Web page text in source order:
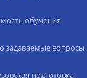
обучения
задаваемые вопросы
подготовка